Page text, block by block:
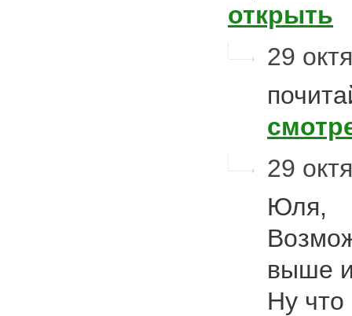
открыть
29
29
Юля,
выше
Ну